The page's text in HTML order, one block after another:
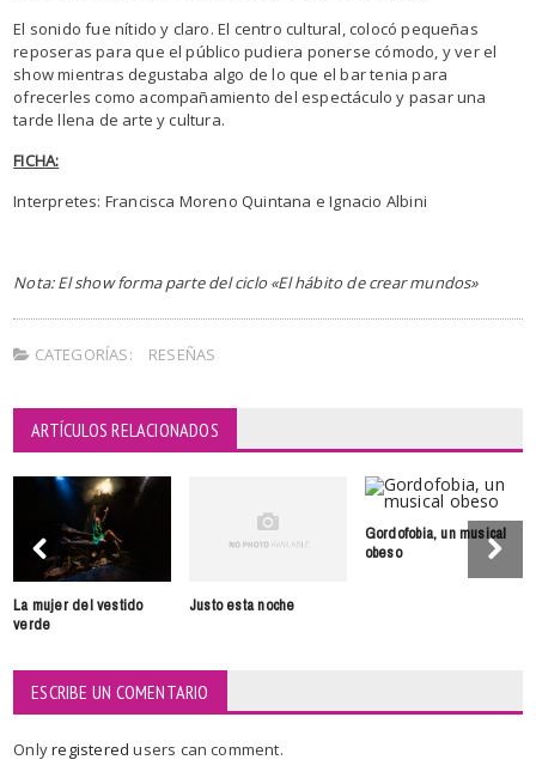
El sonido fue nítido y claro. El centro cultural, colocó pequeñas
reposeras para que el público pudiera ponerse cómodo, y ver el
show mientras degustaba algo de lo que el bar tenia para
ofrecerles como acompañamiento del espectáculo y pasar una
tarde llena de arte y cultura.
FICHA:
Interpretes: Francisca Moreno Quintana e Ignacio Albini
Nota: El show forma parte del ciclo «El hábito de crear mundos»
CATEGORÍAS: RESEÑAS
ARTÍCULOS RELACIONADOS
La mujer del vestido
verde
Justo esta noche
Gordofobia, un musical
obeso
ESCRIBE UN COMENTARIO
Onlyregisteredusers can comment.